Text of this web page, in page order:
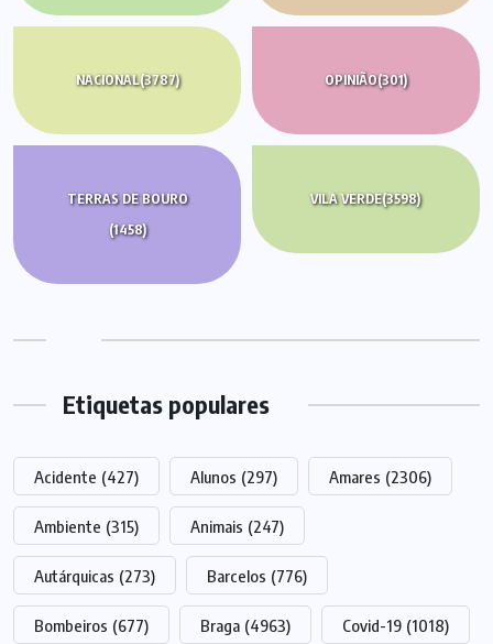
NACIONAL(3787) OPINIÃO(301)
TERRAS DE BOURO
(1458)
VILA VERDE(3598)
Etiquetas populares
Acidente (427) Alunos (297) Amares (2306)
Ambiente (315) Animais (247)
Autárquicas (273) Barcelos (776)
Bombeiros (677) Braga (4963) Covid-19 (1018)